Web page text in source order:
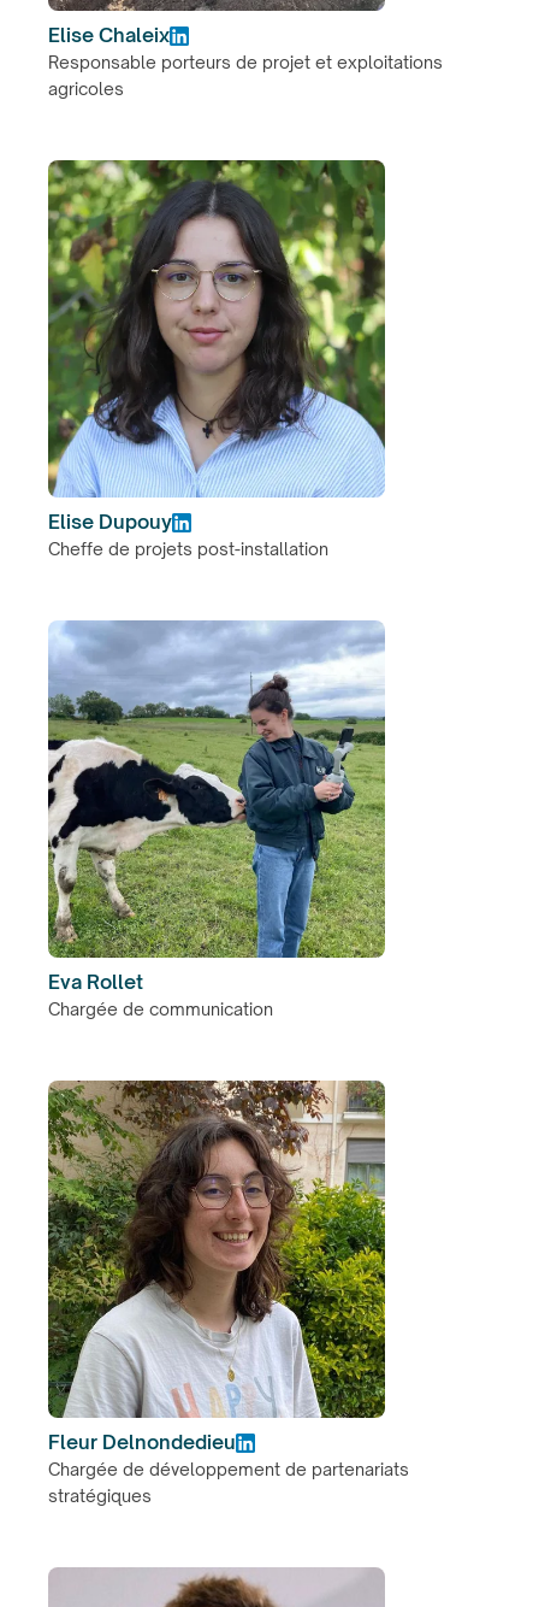
Elise Chaleix
Responsable porteurs de projet et exploitations
agricoles
Elise Dupouy
Cheffe de projets post-installation
Eva Rollet
Chargée de communication
Fleur Delnondedieu
Chargée de développement de partenariats
stratégiques